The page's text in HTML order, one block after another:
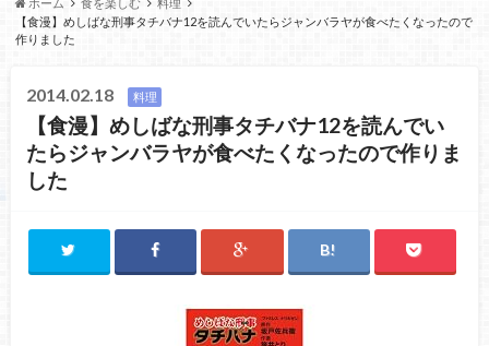
【食漫】めしばな刑事タチバナ12を読んでいたらジャンバラヤが食べたくなったので
作りました
2014.02.18 料理
【食漫】めしばな刑事タチバナ12を読んでい
たらジャンバラヤが食べたくなったので作りま
した